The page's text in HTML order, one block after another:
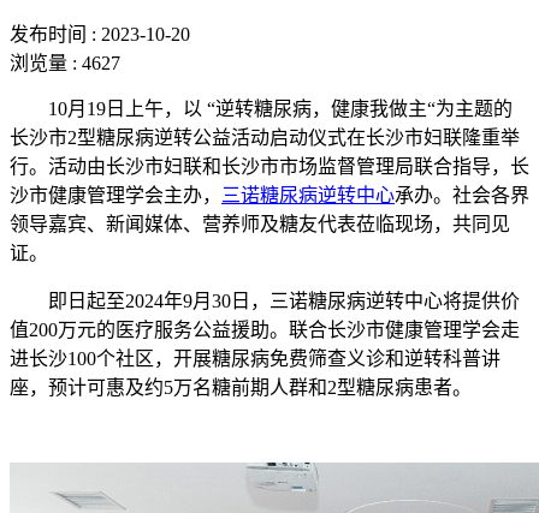
发布时间 : 2023-10-20
浏览量 : 4627
10月19日上午，以 “逆转糖尿病，健康我做主“为主题的
长沙市2型糖尿病逆转公益活动启动仪式在长沙市妇联隆重举
行。活动由长沙市妇联和长沙市市场监督管理局联合指导，长
沙市健康管理学会主办，
三诺糖尿病逆转中心承办。社会各界
领导嘉宾、新闻媒体、营养师及糖友代表莅临现场，共同见
证。
即日起至2024年9月30日，三诺糖尿病逆转中心将提供价
值200万元的医疗服务公益援助。联合长沙市健康管理学会走
进长沙100个社区，开展糖尿病免费筛查义诊和逆转科普讲
座，预计可惠及约5万名糖前期人群和2型糖尿病患者。